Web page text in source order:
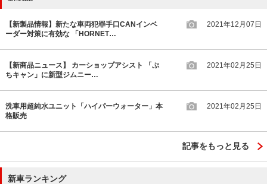
【新製品情報】新たな車両犯罪手口CANインベ
ーダー対策に有効な 「HORNET…
2021年12月07日
【新商品ニュース】 カーショップアシスト 「ぷ
ちキャン」に新型ジムニー…
2021年02月25日
洗車用超純水ユニット「ハイパーウォーター」本
格販売
2021年02月25日
記事をもっと見る
新車ランキング